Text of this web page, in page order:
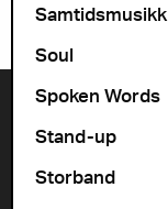
Samtidsmusikk
Soul
Spoken Words
Stand-up
Storband
+47 22 11 33 08
Vogts gate 64, 0477